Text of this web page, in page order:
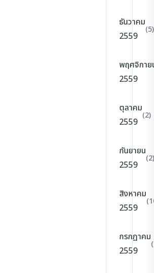
ธันวาคม
2559
(5)
พฤศจิกาย
2559
ตุลาคม
2559
(2)
กันยายน
2559
(2)
สิงหาคม
2559
กรกฎาคม
2559